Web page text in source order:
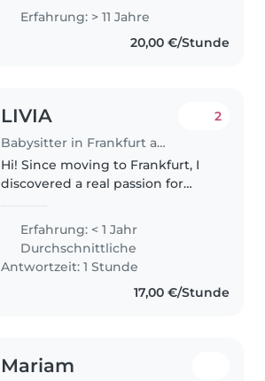
bis Vorschulkinder. Spezialisiert
Erfahrung: > 11 Jahre
20,00 €/Stunde
LIVIA
Babysitter in Frankfurt am Main
2
Hi! Since moving to Frankfurt, I
discovered a real passion for
an international school. In my
free time, I enjoy babysitting
because I genuinely love..
Erfahrung: < 1 Jahr
Durchschnittliche
Antwortzeit: 1 Stunde
17,00 €/Stunde
Mariam